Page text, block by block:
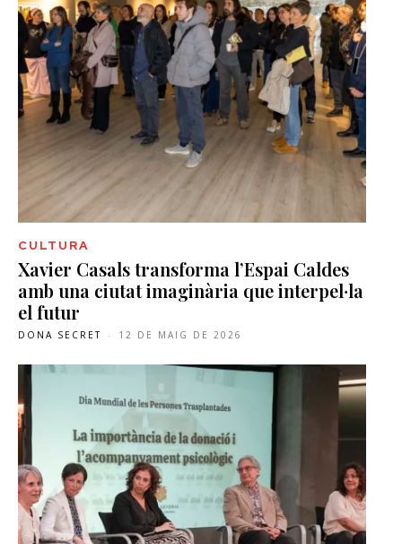
CULTURA
Xavier Casals transforma l’Espai Caldes
amb una ciutat imaginària que interpel·la
el futur
DONA SECRET - 12 DE MAIG DE 2026